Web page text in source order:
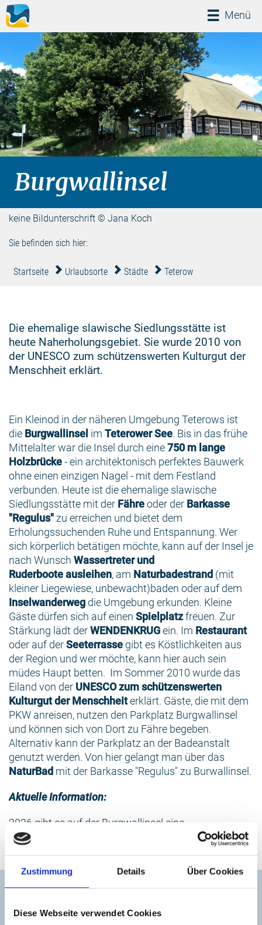
Zustimmung Details Über Cookies
Diese Webseite verwendet Cookies
Menü
Menü
keine Bildunterschrift © Jana Koch
Burgwallinsel
Sie befinden sich hier:
Startseite Urlaubsorte Städte Teterow
Die ehemalige slawische Siedlungsstätte ist
heute Naherholungsgebiet. Sie wurde 2010 von
der UNESCO zum schützenswerten Kulturgut der
Menschheit erklärt.
Ein Kleinod in der näheren Umgebung Teterows ist
die Burgwallinsel im Teterower See. Bis in das frühe
Mittelalter war die Insel durch eine750 m lange
Holzbrücke- ein architektonisch perfektes Bauwerk
ohne einen einzigen Nagel - mit dem Festland
verbunden. Heute ist die ehemalige slawische
Siedlungsstätte mit der Fähreoder der Barkasse
"Regulus" zu erreichen und bietet dem
Erholungssuchenden Ruhe und Entspannung. Wer
sich körperlich betätigen möchte, kann auf der Insel je
nach Wunsch Wassertreter und
Ruderboote ausleihen, am Naturbadestrand (mit
kleiner Liegewiese, unbewacht)baden oder auf dem
Inselwanderweg die Umgebung erkunden. Kleine
Gäste dürfen sich auf einen Spielplatzfreuen. Zur
Stärkung lädt derWENDENKRUGein. Im Restaurant
oder auf derSeeterrasse gibt es Köstlichkeiten aus
der Region und wer möchte, kann hier auch sein
müdes Haupt betten. Im Sommer 2010 wurde das
Eiland von der UNESCO zum schützenswerten
Kulturgut der Menschheiterklärt. Gäste, die mit dem
PKW anreisen, nutzen den Parkplatz Burgwallinsel
und können sich von Dort zu Fähre begeben.
Alternativ kann der Parkplatz an der Badeanstalt
genutzt werden. Von hier gelangt man über das
NaturBad mit der Barkasse "Regulus" zu Burwallinsel.
Aktuelle Information:
2026 gibt es auf der Burgwallinsel eine
Imbissversorgung auf der Seeterrasse. Restaurant
Kontakt
Burgwallinsel